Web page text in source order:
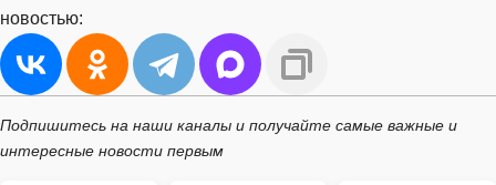
новостью:
Подпишитесь на наши каналы и получайте самые важные и
интересные новости первым